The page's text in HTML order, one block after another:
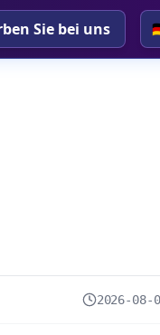
Sie bei uns
2026-08-